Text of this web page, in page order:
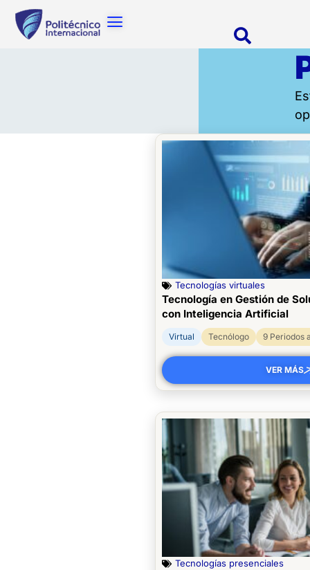
Tecnologías virtuales
Tecnología en Gestión de Soluciones de Datos
con Inteligencia Artificial
Virtual Tecnólogo 9 Periodos
VER MÁS
Tecnologías presenciales